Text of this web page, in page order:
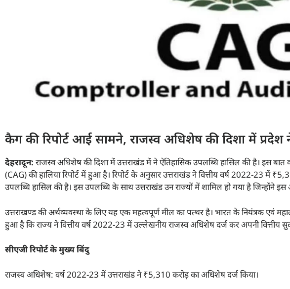
कैग की रिपोर्ट आई सामने, राजस्व अधिशेष की दिशा में प्रदेश
देहरादून: राजस्व अधिशेष की दिशा में उत्तराखंड में ने ऐतिहासिक उपलब्धि हासिल की है। इस
(CAG) की हालिया रिपोर्ट में हुआ है। रिपोर्ट के अनुसार उत्तराखंड ने वित्तीय वर्ष 2022-23 में
उपलब्धि हासिल की है। इस उपलब्धि के साथ उत्तराखंड उन राज्यों में शामिल हो गया है जिन्होंने
उत्तराखण्ड की अर्थव्यवस्था के लिए यह एक महत्वपूर्ण मील का पत्थर है। भारत के नियंत्रक एवं
हुआ है कि राज्य ने वित्तीय वर्ष 2022-23 में उल्लेखनीय राजस्व अधिशेष दर्ज कर अपनी वित्तीय
सीएजी रिपोर्ट के मुख्य बिंदु
राजस्व अधिशेष: वर्ष 2022-23 में उत्तराखंड ने ₹5,310 करोड़ का अधिशेष दर्ज किया।